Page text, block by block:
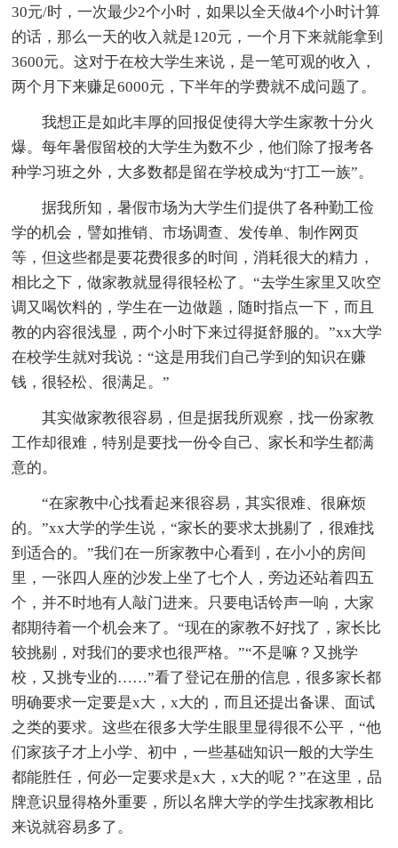
30元/时，一次最少2个小时，如果以全天做4个小时计算
的话，那么一天的收入就是120元，一个月下来就能拿到
3600元。这对于在校大学生来说，是一笔可观的收入，
两个月下来赚足6000元，下半年的学费就不成问题了。
我想正是如此丰厚的回报促使得大学生家教十分火
爆。每年暑假留校的大学生为数不少，他们除了报考各
种学习班之外，大多数都是留在学校成为“打工一族”。
据我所知，暑假市场为大学生们提供了各种勤工俭
学的机会，譬如推销、市场调查、发传单、制作网页
等，但这些都是要花费很多的时间，消耗很大的精力，
相比之下，做家教就显得很轻松了。“去学生家里又吹空
调又喝饮料的，学生在一边做题，随时指点一下，而且
教的内容很浅显，两个小时下来过得挺舒服的。”xx大学
在校学生就对我说：“这是用我们自己学到的知识在赚
钱，很轻松、很满足。”
其实做家教很容易，但是据我所观察，找一份家教
工作却很难，特别是要找一份令自己、家长和学生都满
意的。
“在家教中心找看起来很容易，其实很难、很麻烦
的。”xx大学的学生说，“家长的要求太挑剔了，很难找
到适合的。”我们在一所家教中心看到，在小小的房间
里，一张四人座的沙发上坐了七个人，旁边还站着四五
个，并不时地有人敲门进来。只要电话铃声一响，大家
都期待着一个机会来了。“现在的家教不好找了，家长比
较挑剔，对我们的要求也很严格。”“不是嘛？又挑学
校，又挑专业的……”看了登记在册的信息，很多家长都
明确要求一定要是x大，x大的，而且还提出备课、面试
之类的要求。这些在很多大学生眼里显得很不公平，“他
们家孩子才上小学、初中，一些基础知识一般的大学生
都能胜任，何必一定要求是x大，x大的呢？”在这里，品
牌意识显得格外重要，所以名牌大学的学生找家教相比
来说就容易多了。